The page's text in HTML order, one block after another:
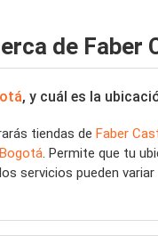
de Faber
, y cuál es la
tiendas de Faber
Bogotá. Permite que tu
servicios pueden